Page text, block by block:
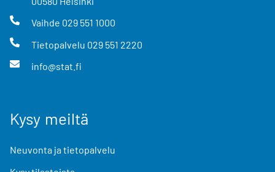
Vaihde 029 551 1000
Tietopalvelu 029 551 2220
info@stat.fi
Kysy meiltä
Neuvonta ja tietopalvelu